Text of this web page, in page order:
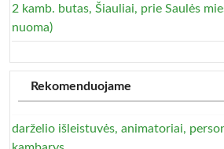
2 kamb. butas, Šiauliai, prie Saulės
nuoma)
Rekomenduojame
darželio išleistuvės, animatoriai,